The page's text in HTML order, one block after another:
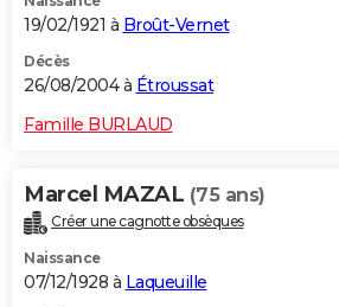
19/02/1921 à Broût-Vernet
Décès
26/08/2004 à Étroussat
Famille BURLAUD
Marcel MAZAL (75 ans)
Créer une cagnotte obsèques
Naissance
07/12/1928 à Laqueuille